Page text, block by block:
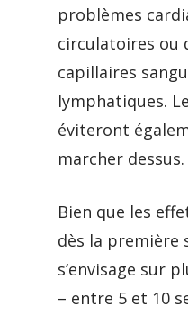
problèmes
circulatoires ou
capillaires
lymphatiques.
éviteront
marcher dessus.
Bien que les
dès la première
s’envisage sur
– entre 5 et 10